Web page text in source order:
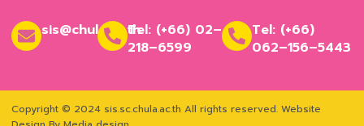
sis@chula.ac.thTel: (+66) 02–
218–6599
Tel: (+66)
062–156–5443
Copyright © 2024 sis.sc.chula.ac.th All rights reserved. Website